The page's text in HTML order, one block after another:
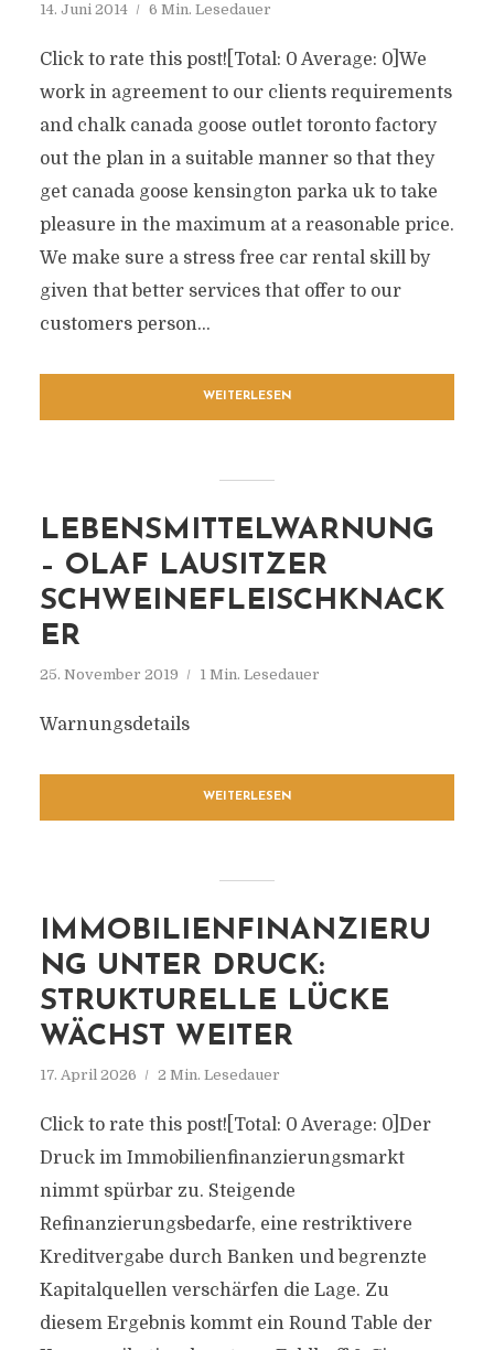
14. Juni 2014 6 Min. Lesedauer
Click to rate this post![Total: 0 Average: 0]We
work in agreement to our clients requirements
and chalk canada goose outlet toronto factory
out the plan in a suitable manner so that they
get canada goose kensington parka uk to take
pleasure in the maximum at a reasonable price.
We make sure a stress free car rental skill by
given that better services that offer to our
customers person...
WEITERLESEN
LEBENSMITTELWARNUNG
– OLAF LAUSITZER
SCHWEINEFLEISCHKNACK
ER
25. November 2019 1 Min. Lesedauer
Warnungsdetails
WEITERLESEN
IMMOBILIENFINANZIERU
NG UNTER DRUCK:
STRUKTURELLE LÜCKE
WÄCHST WEITER
17. April 2026 2 Min. Lesedauer
Click to rate this post![Total: 0 Average: 0]Der
Druck im Immobilienfinanzierungsmarkt
nimmt spürbar zu. Steigende
Refinanzierungsbedarfe, eine restriktivere
Kreditvergabe durch Banken und begrenzte
Kapitalquellen verschärfen die Lage. Zu
diesem Ergebnis kommt ein Round Table der